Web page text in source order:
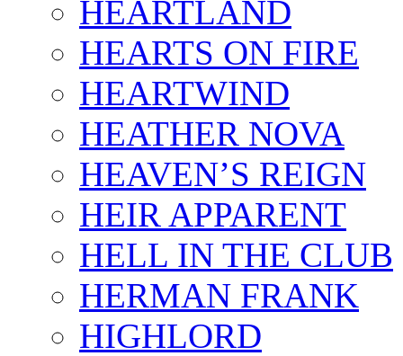
HEARTLAND
HEARTS ON FIRE
HEARTWIND
HEATHER NOVA
HEAVEN’S REIGN
HEIR APPARENT
HELL IN THE CLUB
HERMAN FRANK
HIGHLORD